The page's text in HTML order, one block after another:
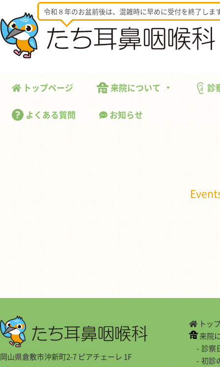
令和８年のお盆前後は、混雑時に早めに受付を終了しま
トップページ 来院について 診
よくある質問 お知らせ
岡山県倉敷市沖新町2-7 ピアチェーレ 1F
トッ
来院
診察
初診